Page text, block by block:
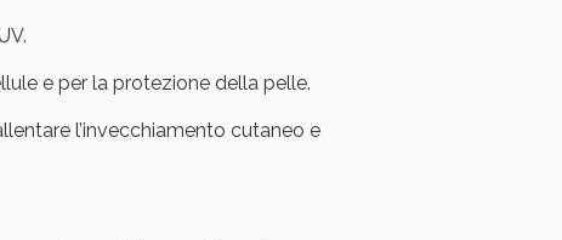
e per la protezione della pelle.
l’invecchiamento cutaneo e